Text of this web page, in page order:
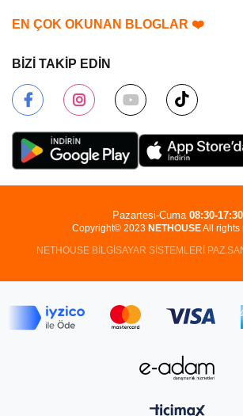
EN ÇOK OKUNAN BLOGLAR ❤️
BİZİ TAKİP EDİN
Copyright© 2023 NETHOUSEAll rights
NETHOUSE BİLGİSAYAR SİSTEMLERİ
Pazartesi-Cuma 08:30-17:30